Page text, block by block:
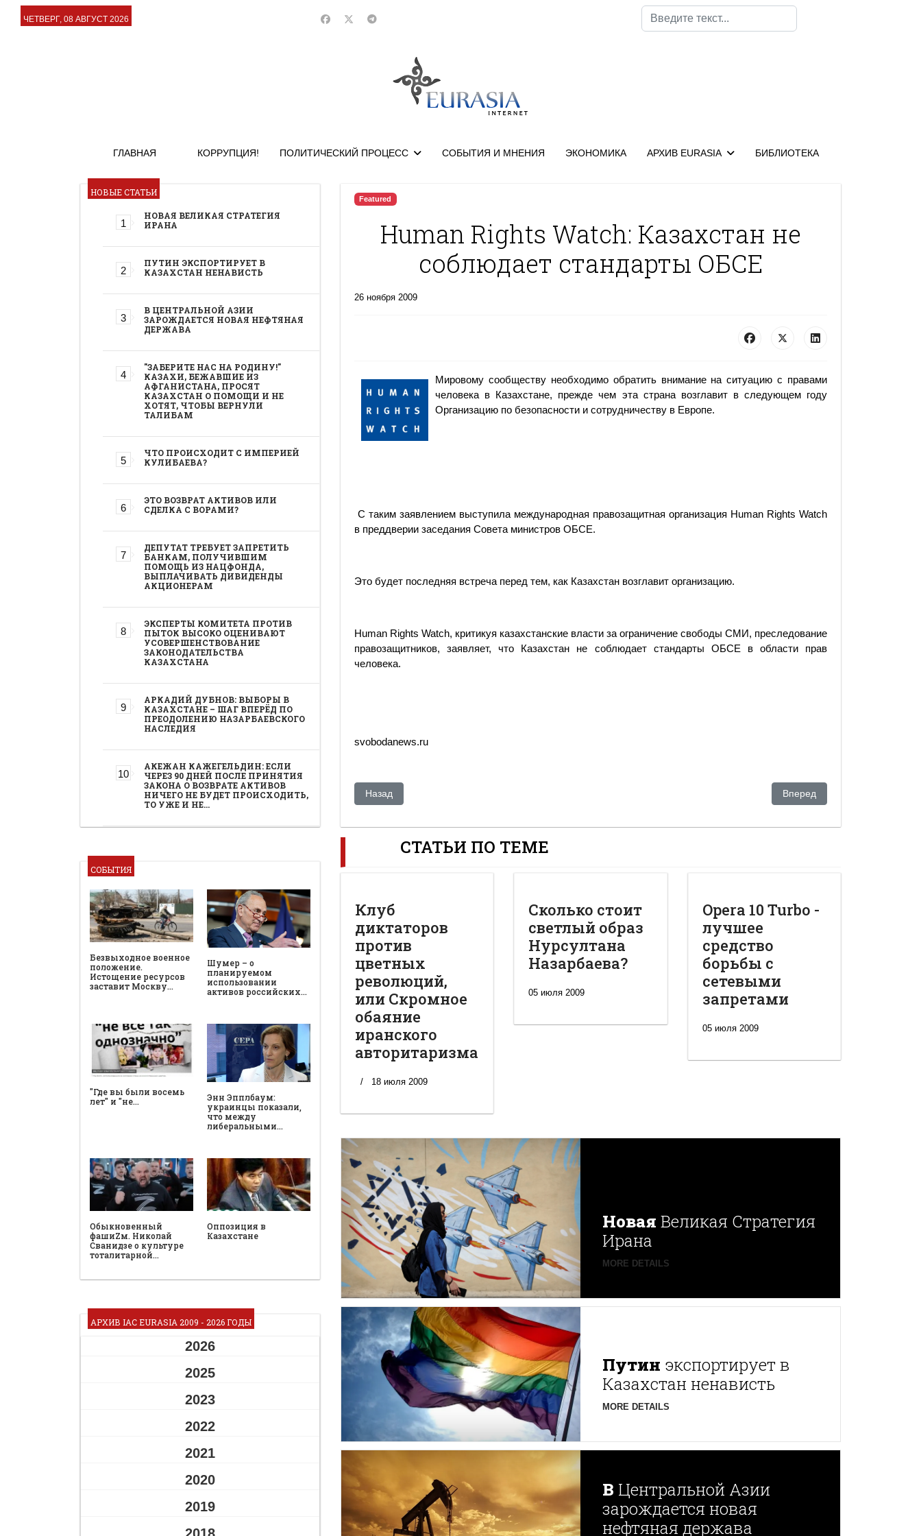
ЧЕТВЕРГ, 08 АВГУСТ 2026
Поиск
ГЛАВНАЯ КОРРУПЦИЯ! ПОЛИТИЧЕСКИЙ ПРОЦЕСС СОБЫТИЯ И МНЕНИЯ ЭКОНОМИКА АРХИВ EURASIA БИБЛИОТЕКА
НОВЫЕ СТАТЬИ
НОВАЯ ВЕЛИКАЯ СТРАТЕГИЯ
ИРАНА
ПУТИН ЭКСПОРТИРУЕТ В
КАЗАХСТАН НЕНАВИСТЬ
В ЦЕНТРАЛЬНОЙ АЗИИ
ЗАРОЖДАЕТСЯ НОВАЯ НЕФТЯНАЯ
ДЕРЖАВА
"ЗАБЕРИТЕ НАС НА РОДИНУ!"
КАЗАХИ, БЕЖАВШИЕ ИЗ
АФГАНИСТАНА, ПРОСЯТ
КАЗАХСТАН О ПОМОЩИ И НЕ
ХОТЯТ, ЧТОБЫ ВЕРНУЛИ
ТАЛИБАМ
ЧТО ПРОИСХОДИТ С ИМПЕРИЕЙ
КУЛИБАЕВА?
ЭТО ВОЗВРАТ АКТИВОВ ИЛИ
СДЕЛКА С ВОРАМИ?
ДЕПУТАТ ТРЕБУЕТ ЗАПРЕТИТЬ
БАНКАМ, ПОЛУЧИВШИМ
ПОМОЩЬ ИЗ НАЦФОНДА,
ВЫПЛАЧИВАТЬ ДИВИДЕНДЫ
АКЦИОНЕРАМ
ЭКСПЕРТЫ КОМИТЕТА ПРОТИВ
ПЫТОК ВЫСОКО ОЦЕНИВАЮТ
УСОВЕРШЕНСТВОВАНИЕ
ЗАКОНОДАТЕЛЬСТВА
КАЗАХСТАНА
АРКАДИЙ ДУБНОВ: ВЫБОРЫ В
КАЗАХСТАНЕ – ШАГ ВПЕРЁД ПО
ПРЕОДОЛЕНИЮ НАЗАРБАЕВСКОГО
НАСЛЕДИЯ
АКЕЖАН КАЖЕГЕЛЬДИН: ЕСЛИ
ЧЕРЕЗ 90 ДНЕЙ ПОСЛЕ ПРИНЯТИЯ
ЗАКОНА О ВОЗВРАТЕ АКТИВОВ
НИЧЕГО НЕ БУДЕТ ПРОИСХОДИТЬ,
ТО УЖЕ И НЕ…
СОБЫТИЯ
Безвыходное военное
положение.
Истощение ресурсов
заставит Москву…
Шумер – о
планируемом
использовании
активов российских…
"Где вы были восемь
лет" и "не…
Энн Эпплбаум:
украинцы показали,
что между
либеральными…
Обыкновенный
фашиZм. Николай
Сванидзе о культуре
тоталитарной…
Оппозиция в
Казахстане
АРХИВ IAC EURASIA 2009 - 2026 ГОДЫ
2026
2025
2023
2022
2021
2020
2019
Featured
Human Rights Watch: Казахстан не
соблюдает стандарты ОБСЕ
26 ноября 2009
Мировому сообществу необходимо обратить внимание на ситуацию с правами
человека в Казахстане, прежде чем эта страна возглавит в следующем году
Организацию по безопасности и сотрудничеству в Европе.
С таким заявлением выступила международная правозащитная организация Human Rights Watch
в преддверии заседания Совета министров ОБСЕ.
Это будет последняя встреча перед тем, как Казахстан возглавит организацию.
Human Rights Watch, критикуя казахстанские власти за ограничение свободы СМИ, преследование
правозащитников, заявляет, что Казахстан не соблюдает стандарты ОБСЕ в области прав
человека.
svobodanews.ru
Предыдущий: Бульки в кепке. Лужков предлагает продавать воду сибирских рек Казахстану
Назад Следующий: Самый первый
Вперед
СТАТЬИ ПО ТЕМЕ
Клуб
диктаторов
против
цветных
революций,
или Скромное
обаяние
иранского
авторитаризма
18 июля 2009
Сколько стоит
светлый образ
Нурсултана
Назарбаева?
05 июля 2009
Opera 10 Turbo -
лучшее
средство
борьбы с
сетевыми
запретами
05 июля 2009
Новая Великая Стратегия
Ирана
MORE DETAILS
Путин экспортирует в
Казахстан ненависть
MORE DETAILS
В Центральной Азии
зарождается новая
нефтяная держава